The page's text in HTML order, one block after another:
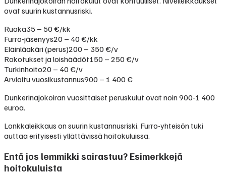
ovat suurin kustannusriski.
Ruoka35 – 50 €/kk
Furro-jäsenyys20 – 40 €/kk
Eläinlääkäri (perus)200 – 350 €/v
Rokotukset ja loishäädöt150 – 250 €/v
Turkinhoito20 – 40 €/v
Arvioitu vuosikustannus900 – 1 400 €
Dunkerinajokoiran vuosittaiset peruskulut ovat noin 900-1 400
euroa.
Lonkkaleikkaus on suurin kustannusriski. Furro-yhteisön tuki
auttaa erityisesti yllättävissä hoitokuluissa.
Entä jos lemmikki sairastuu? Esimerkkejä
hoitokuluista